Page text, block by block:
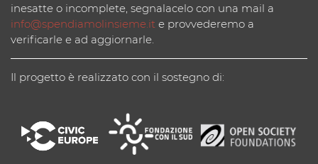
inesatte o incomplete, segnalacelo con una mail a
info@spendiamolinsieme.it e provvederemo a
verificarle e ad aggiornarle.
Il progetto è realizzato con il sostegno di: